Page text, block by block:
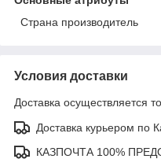
Страна производитель
Условия доставки
Доставка осуществляется
Доставка курьером по
КАЗПОЧТА 100%